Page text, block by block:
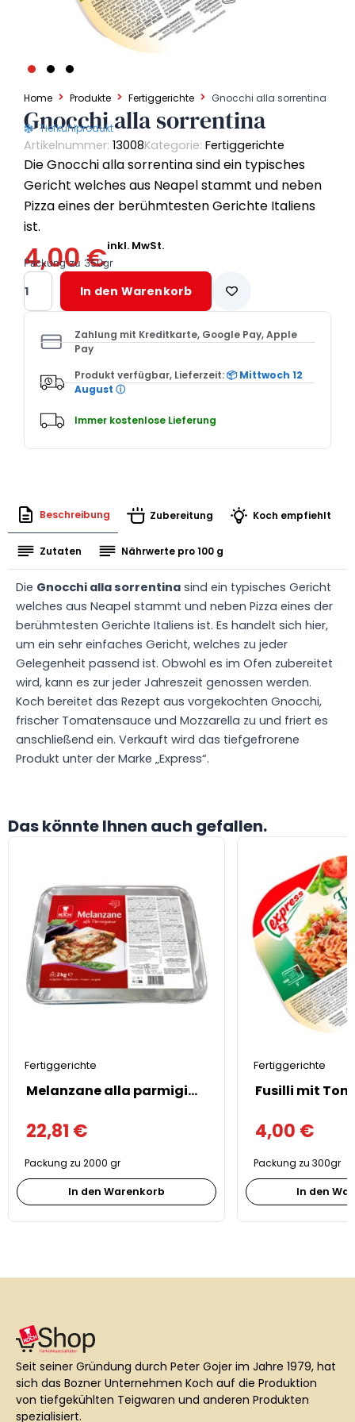
Home Produkte Fertiggerichte Gnocchi alla sorrentina
Gnocchi alla sorrentina
Tiefkühlprodukt
Artikelnummer: 13008Kategorie: Fertiggerichte
Die Gnocchi alla sorrentina sind ein typisches
Gericht welches aus Neapel stammt und neben
Pizza eines der berühmtesten Gerichte Italiens
ist.
4,00€inkl. MwSt.
Packung zu 350gr
Gnocchi
alla
sorrentina
In den Warenkorb
Zahlung mit Kreditkarte, Google Pay, Apple
Pay
Produkt verfügbar, Lieferzeit:📦 Mittwoch 12
August ⓘ
Immer kostenlose Lieferung
Beschreibung Zubereitung Koch empfiehlt
Zutaten Nährwerte pro 100 g
Die Gnocchi alla sorrentina sind ein typisches Gericht
welches aus Neapel stammt und neben Pizza eines der
berühmtesten Gerichte Italiens ist. Es handelt sich hier,
um ein sehr einfaches Gericht, welches zu jeder
Gelegenheit passend ist. Obwohl es im Ofen zubereitet
wird, kann es zur jeder Jahreszeit genossen werden.
Koch bereitet das Rezept aus vorgekochten Gnocchi,
frischer Tomatensauce und Mozzarella zu und friert es
anschließend ein. Verkauft wird das tiefgefrorene
Produkt unter der Marke „Express“.
Das könnte Ihnen auch gefallen.
Fertiggerichte
Melanzane alla parmigiana 2kg
22,81 €
Packung zu 2000 gr
In den Warenkorb
Fertiggerichte
4,00 €
Packung zu 300gr
In den
Seit seiner Gründung durch Peter Gojer im Jahre 1979, hat
sich das Bozner Unternehmen Koch auf die Produktion
von tiefgekühlten Teigwaren und anderen Produkten
spezialisiert.